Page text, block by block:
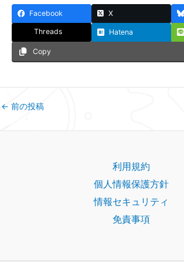
Facebook X
Threads Hatena
Copy
← 前の投稿
利用規約
個人情報保護方針
情報セキュリティ
免責事項